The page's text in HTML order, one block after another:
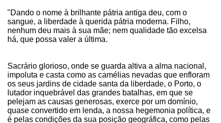
"Dando o nome à brilhante pátria antiga deu, com o
sangue, a liberdade à querida pátria moderna. Filho,
nenhum deu mais à sua mãe; nem qualidade tão excelsa
há, que possa valer a última.
Sacrário glorioso, onde se guarda altiva a alma nacional,
impoluta e casta como as camélias nevadas que enfloram
os seus jardins de cidade santa da liberdade, o Porto, o
lutador inquebrável das grandes batalhas, em que se
pelejam as causas generosas, exerce por um domínio,
quase convertido em lenda, a nossa hegemonia política, e
é pelas condições da sua posição geográfica, como pelas